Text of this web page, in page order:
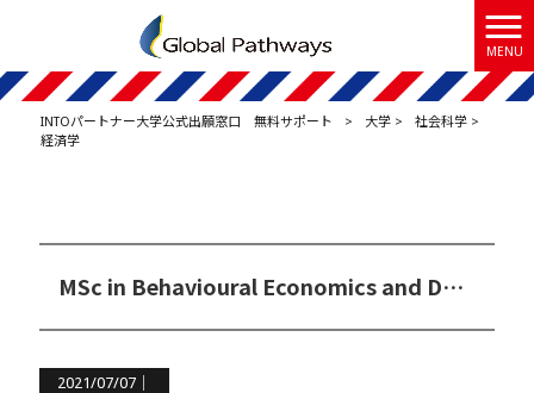
MENU
INTOパートナー大学公式出願窓口 無料サポート > 大学 > 社会科学 >
経済学
MSc in Behavioural Economics and Data Science（行動経済学＆データサイエンス）
2021/07/07｜